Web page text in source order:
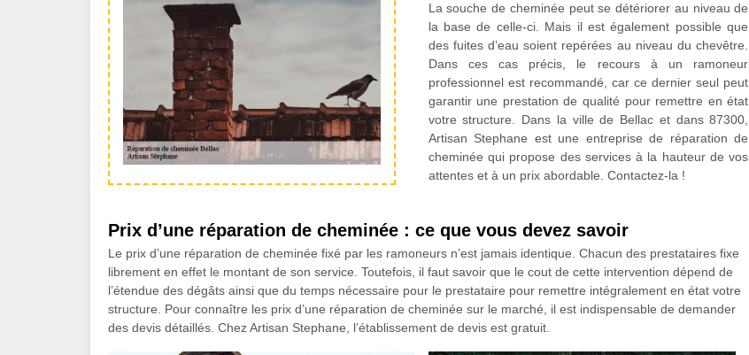
La souche de cheminée peut se détériorer au niveau de
la base de celle-ci. Mais il est également possible que
des fuites d’eau soient repérées au niveau du chevêtre.
Dans ces cas précis, le recours à un ramoneur
professionnel est recommandé, car ce dernier seul peut
garantir une prestation de qualité pour remettre en état
votre structure. Dans la ville de Bellac et dans 87300,
Artisan Stephane est une entreprise de réparation de
cheminée qui propose des services à la hauteur de vos
attentes et à un prix abordable. Contactez-la !
Prix d’une réparation de cheminée : ce que vous devez savoir
Le prix d’une réparation de cheminée fixé par les ramoneurs n’est jamais identique. Chacun des prestataires fixe
librement en effet le montant de son service. Toutefois, il faut savoir que le cout de cette intervention dépend de
l’étendue des dégâts ainsi que du temps nécessaire pour le prestataire pour remettre intégralement en état votre
structure. Pour connaître les prix d’une réparation de cheminée sur le marché, il est indispensable de demander
des devis détaillés. Chez Artisan Stephane, l’établissement de devis est gratuit.